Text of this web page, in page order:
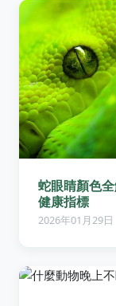
蛇眼睛顏色
健康指標
2026年01月29日